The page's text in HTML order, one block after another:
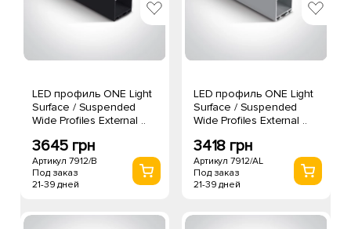
LED профиль ONE Light
Surface / Suspended
Wide Profiles External ..
3645 грн
Артикул 7912/B
Под заказ
21-39 дней
LED профиль ONE Light
Surface / Suspended
Wide Profiles External ..
3418 грн
Артикул 7912/AL
Под заказ
21-39 дней